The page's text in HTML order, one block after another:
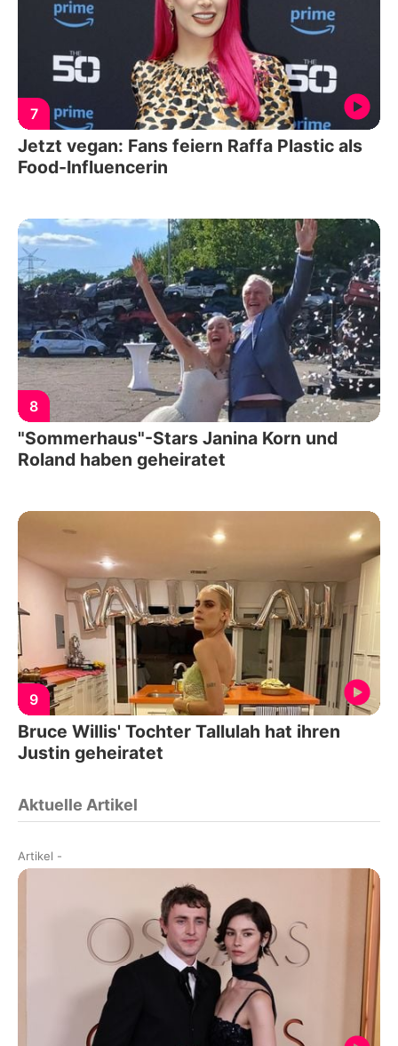
7
Jetzt vegan: Fans feiern Raffa Plastic als
Food-Influencerin
8
"Sommerhaus"-Stars Janina Korn und
Roland haben geheiratet
9
Bruce Willis' Tochter Tallulah hat ihren
Justin geheiratet
Aktuelle Artikel
Artikel -